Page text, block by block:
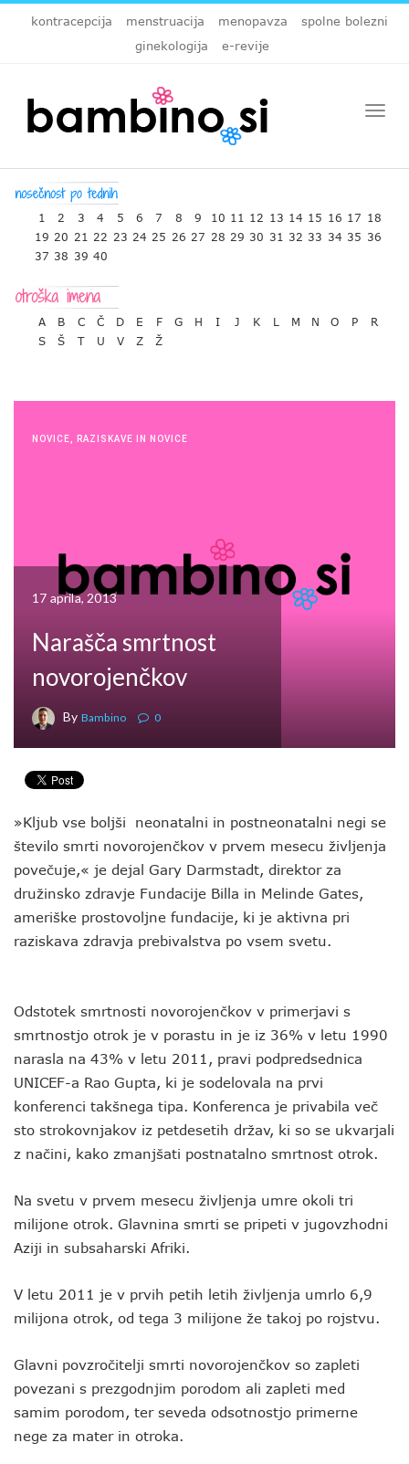
kontracepcija menstruacija menopavza
spolne bolezni
ginekologija
e-revije
1 2 3 4 5 6 7 8 9 10 11 12 13 14 15 16 17 18
19 20 21 22 23 24 25 26 27 28 29 30 31 32 33 34 35 36
37 38 39 40
A B C Č D E F G H I J K L M N O P
R
S
Š T U V Z Ž
NOVICE RAZISKAVE IN NOVICE
17 aprila, 2013
Narašča smrtnost
novorojenčkov
By Bambino 0
»Kljub vse boljši neonatalni in postneonatalni negi se
število smrti novorojenčkov v prvem mesecu življenja
povečuje,« je dejal Gary Darmstadt, direktor za
družinsko zdravje Fundacije Billa in Melinde Gates,
ameriške prostovoljne fundacije, ki je aktivna pri
raziskava zdravja prebivalstva po vsem svetu.
Odstotek smrtnosti novorojenčkov v primerjavi s
smrtnostjo otrok je v porastu in je iz 36% v letu 1990
narasla na 43% v letu 2011, pravi podpredsednica
UNICEF-a Rao Gupta, ki je sodelovala na prvi
konferenci takšnega tipa. Konferenca je privabila več
sto strokovnjakov iz petdesetih držav, ki so se ukvarjali
z načini, kako zmanjšati postnatalno smrtnost otrok.
Na svetu v prvem mesecu življenja umre okoli tri
milijone otrok. Glavnina smrti se pripeti v jugovzhodni
Aziji in subsaharski Afriki.
V letu 2011 je v prvih petih letih življenja umrlo 6,9
milijona otrok, od tega 3 milijone že takoj po rojstvu.
Glavni povzročitelji smrti novorojenčkov so zapleti
povezani s prezgodnjim porodom ali zapleti med
samim porodom, ter seveda odsotnostjo primerne
nege za mater in otroka.